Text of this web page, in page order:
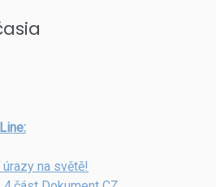
na světě!